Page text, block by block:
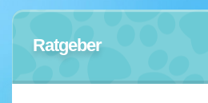
Ratgeber